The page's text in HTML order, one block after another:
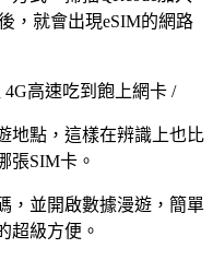
，就會出現eSIM的網路
地點，這樣在辨識上也比
張SIM卡。
，並開啟數據漫遊，簡單
超級方便。